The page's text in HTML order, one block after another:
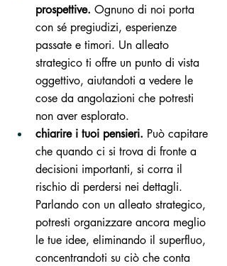
prospettive. Ognuno di noi porta
con sé pregiudizi, esperienze
passate e timori. Un alleato
strategico ti offre un punto di vista
oggettivo, aiutandoti a vedere le
cose da angolazioni che potresti
non aver esplorato.
chiarire i tuoi pensieri. Può capitare
che quando ci si trova di fronte a
decisioni importanti, si corra il
rischio di perdersi nei dettagli.
Parlando con un alleato strategico,
potresti organizzare ancora meglio
le tue idee, eliminando il superfluo,
concentrandoti su ciò che conta